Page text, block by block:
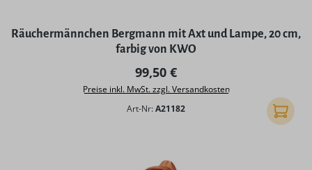
Räuchermännchen Bergmann mit Axt und Lampe, 20 cm,
farbig von KWO
Regulärer Preis:
99,50 €
Preise inkl. MwSt. zzgl. Versandkosten
Art-Nr:A21182 In den